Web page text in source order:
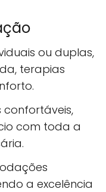
ou duplas,
terapias
confortáveis,
com toda a
a excelência